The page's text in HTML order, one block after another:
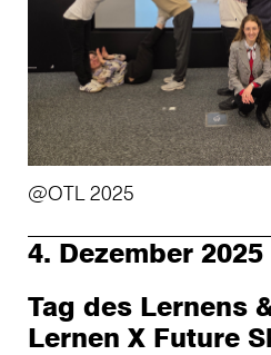
@OTL 2025
4. Dezember 2025
Tag des Lernens
Lernen X Future